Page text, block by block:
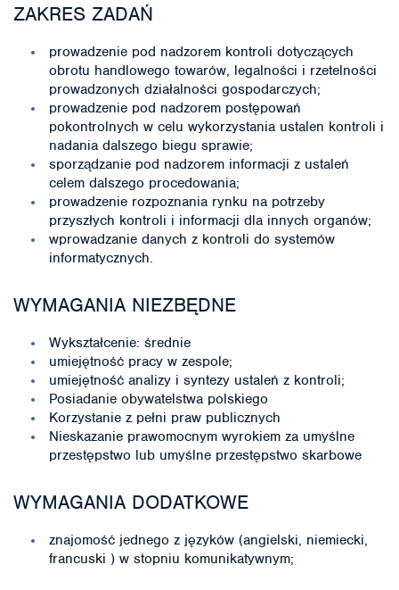
ZAKRES ZADAŃ
prowadzenie pod nadzorem kontroli dotyczących
obrotu handlowego towarów, legalności i rzetelności
prowadzonych działalności gospodarczych;
prowadzenie pod nadzorem postępowań
pokontrolnych w celu wykorzystania ustalen kontroli i
nadania dalszego biegu sprawie;
sporządzanie pod nadzorem informacji z ustaleń
celem dalszego procedowania;
prowadzenie rozpoznania rynku na potrzeby
przyszłych kontroli i informacji dla innych organów;
wprowadzanie danych z kontroli do systemów
informatycznych.
WYMAGANIA NIEZBĘDNE
Wykształcenie: średnie
umiejętność pracy w zespole;
umiejętność analizy i syntezy ustaleń z kontroli;
Posiadanie obywatelstwa polskiego
Korzystanie z pełni praw publicznych
Nieskazanie prawomocnym wyrokiem za umyślne
przestępstwo lub umyślne przestępstwo skarbowe
WYMAGANIA DODATKOWE
znajomość jednego z języków (angielski, niemiecki,
francuski ) w stopniu komunikatywnym;